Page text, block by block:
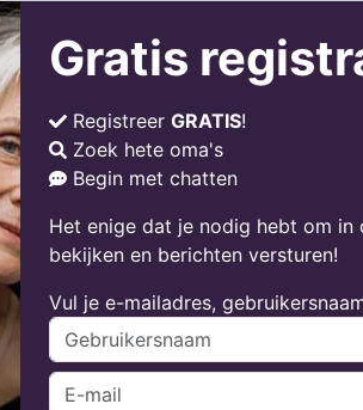
Gratis
Registreer GRATIS!
Zoek hete oma's
Begin met chatten
Het enige dat je nodig hebt om
bekijken en berichten versturen!
Vul je e-mailadres,